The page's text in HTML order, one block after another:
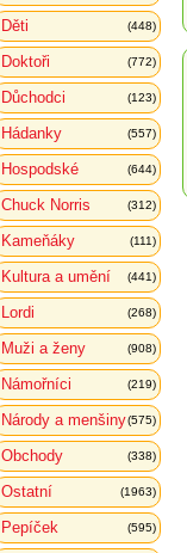
Děti (448)
Doktoři (772)
Důchodci (123)
Hádanky (557)
Hospodské (644)
Chuck Norris (312)
Kameňáky (111)
Kultura a umění (441)
Lordi (268)
Muži a ženy (908)
Námořníci (219)
Národy a menšiny(575)
Obchody (338)
Ostatní (1963)
Pepíček (595)